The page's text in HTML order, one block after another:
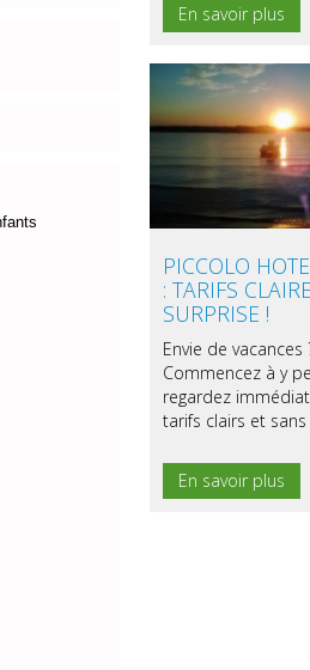
En savoir plus
PICCOLO
: TARIFS
SURPRISE !
Envie de vacances
Commencez à y
regardez
tarifs clairs et
En savoir plus